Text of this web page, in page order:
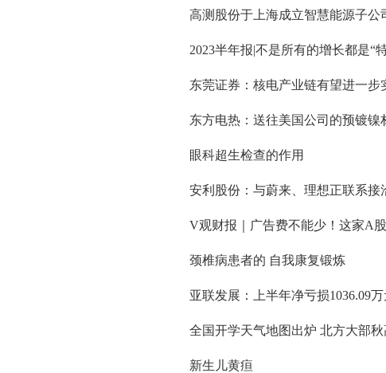
高测股份于上海成立智慧能源子公
2023半年报|不是所有的增长都是“
东莞证券：核电产业链有望进一
东方电热：送往美国公司的预镀镍
眼科超生检查的作用
安利股份：与蔚来、理想正联系接
V观财报｜广告费不能少！这家A
颈椎病患者的 自我康复锻炼
亚联发展：上半年净亏损1036.09万
全国开学天气地图出炉 北方大部
新生儿黄疸